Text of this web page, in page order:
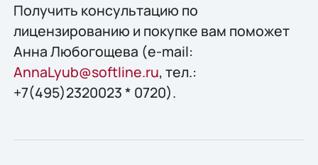
Получить конcультацию по
лицензированию и покупке вам поможет
Анна Любогощева (e-mail:
AnnaLyub@softline.ru, тел.:
+7(495)2320023 * 0720).